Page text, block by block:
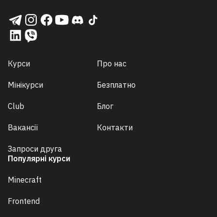
Курси
Мінікурси
Club
Вакансії
Запроси друга
Про нас
Безплатно
Блог
Контакти
Популярні курси
Minecraft
Frontend